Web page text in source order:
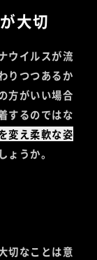
大切
ウイルスが流
りつつあるか
方がいい場合
するのではな
変え柔軟な姿
ょうか。
切なことは意